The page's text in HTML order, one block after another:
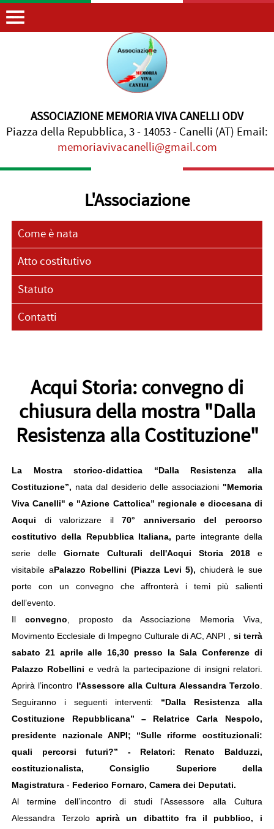
ASSOCIAZIONE MEMORIA VIVA CANELLI ODV
Piazza della Repubblica, 3 - 14053 - Canelli (AT) Email:
memoriavivacanelli@gmail.com
L'Associazione
Come è nata
Atto costitutivo
Statuto
Contatti
Acqui Storia: convegno di
chiusura della mostra "Dalla
Resistenza alla Costituzione"
La Mostra storico-didattica “Dalla Resistenza alla
Costituzione”, nata dal desiderio delle associazioni "Memoria
Viva Canelli" e "Azione Cattolica” regionale e diocesana di
Acqui di valorizzare il70° anniversario del percorso
costitutivo della Repubblica Italiana, parte integrante della
serie delleGiornate Culturali dell'Acqui Storia 2018e
visitabile aPalazzo Robellini (Piazza Levi 5), chiuderà le sue
porte con un convegno che affronterà i temi più salienti
dell’evento.
Il convegno, proposto da Associazione Memoria Viva,
Movimento Ecclesiale di Impegno Culturale di AC, ANPI , si terrà
sabato 21 aprile alle 16,30 presso la Sala Conferenze di
Palazzo Robellini e vedrà la partecipazione di insigni relatori.
Aprirà l’incontro l'Assessore alla Cultura Alessandra Terzolo.
Seguiranno i seguenti interventi: “Dalla Resistenza alla
Costituzione Repubblicana” – Relatrice Carla Nespolo,
presidente nazionale ANPI;
“Sulle riforme costituzionali:
quali percorsi futuri?” - Relatori: Renato Balduzzi,
costituzionalista, Consiglio Superiore della
Magistratura - Federico Fornaro, Camera dei Deputati.
Al termine dell’incontro di studi l'Assessore alla Cultura
Alessandra Terzoloaprirà un dibattito fra il pubblico, i